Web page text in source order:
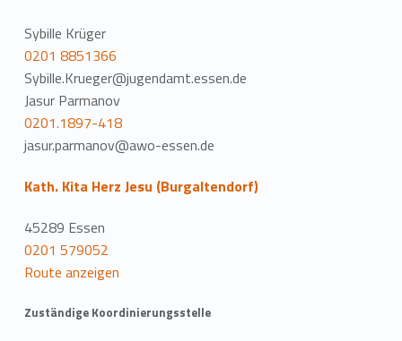
Sybille Krüger
0201 8851366
Sybille.Krueger@jugendamt.essen.de
Jasur Parmanov
0201.1897-418
jasur.parmanov@awo-essen.de
Kath. Kita Herz Jesu (Burgaltendorf)
45289 Essen
0201 579052
Route anzeigen
Zuständige Koordinierungsstelle